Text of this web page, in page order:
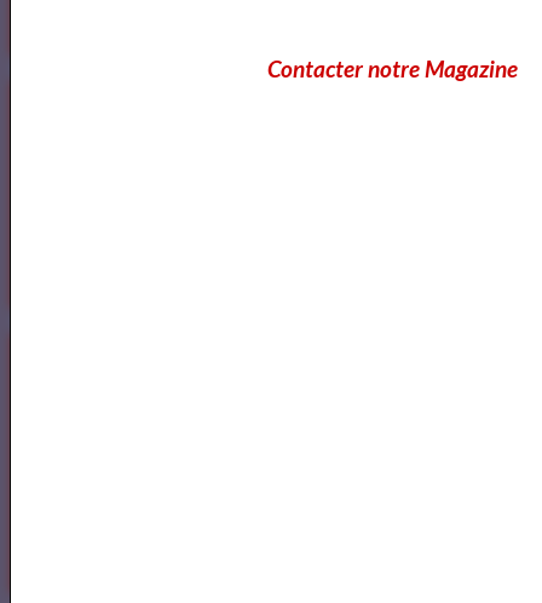
Contacter notre Magazine